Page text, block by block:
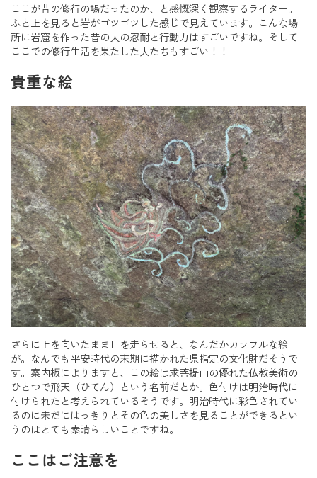
ここが昔の修行の場だったのか、と感慨深く観察するライター。
ふと上を見ると岩がゴツゴツした感じで見えています。こんな場
所に岩窟を作った昔の人の忍耐と行動力はすごいですね。そして
ここでの修行生活を果たした人たちもすごい！！
貴重な絵
さらに上を向いたまま目を走らせると、なんだかカラフルな絵
が。なんでも平安時代の末期に描かれた県指定の文化財だそうで
す。案内板によりますと、この絵は求菩提山の優れた仏教美術の
ひとつで飛天（ひてん）という名前だとか。色付けは明治時代に
付けられたと考えられているそうです。明治時代に彩色されてい
るのに未だにはっきりとその色の美しさを見ることができるとい
うのはとても素晴らしいことですね。
ここはご注意を